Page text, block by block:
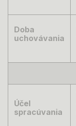
Doba
uchovávania
Účel
spracúvania